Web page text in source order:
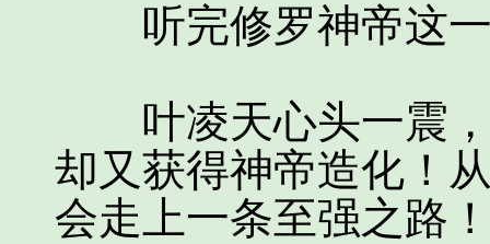
听完修罗神帝这一
叶凌天心头一震，
却又获得神帝造化！
会走上一条至强之路